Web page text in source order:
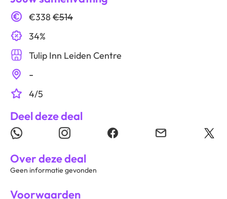
€338 €514
34%
Tulip Inn Leiden Centre
-
4/5
Deel deze deal
Over deze deal
Geen informatie gevonden
Voorwaarden